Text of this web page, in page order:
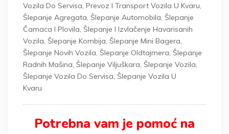
Vozila Do Servisa, Prevoz I Transport Vozila U Kvaru,
Šlepanje Agregata, Šlepanje Automobila, Šlepanje
Čamaca I Plovila, Šlepanje I Izvlačenje Havarisanih
Vozila, Šlepanje Kombija, Šlepanje Mini Bagera,
Šlepanje Novih Vozila, Šlepanje Oldtajmera, Šlepanje
Radnih Mašina, Šlepanje Viljuškara, Šlepanje Vozila,
Šlepanje Vozila Do Servisa, Šlepanje Vozila U
Kvaru
Potrebna vam je pomoć na